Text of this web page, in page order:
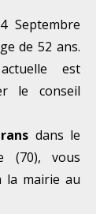
Septembre
de 52 ans.
est
le conseil
dans le
(70), vous
la mairie au